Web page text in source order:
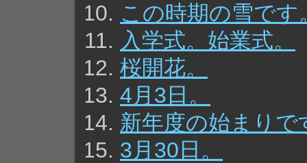
この時期の雪です
入学式。始業式。
桜開花。
4月3日。
新年度の始まりで
3月30日。